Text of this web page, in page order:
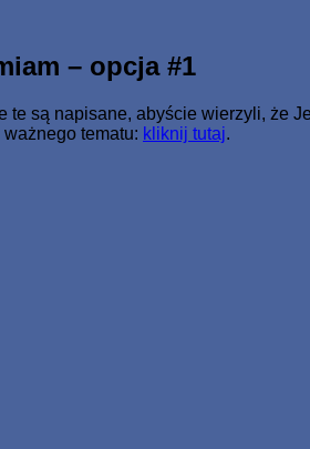
– opcja #1
te są napisane, abyście wierzyli, że
tematu: kliknij tutaj.